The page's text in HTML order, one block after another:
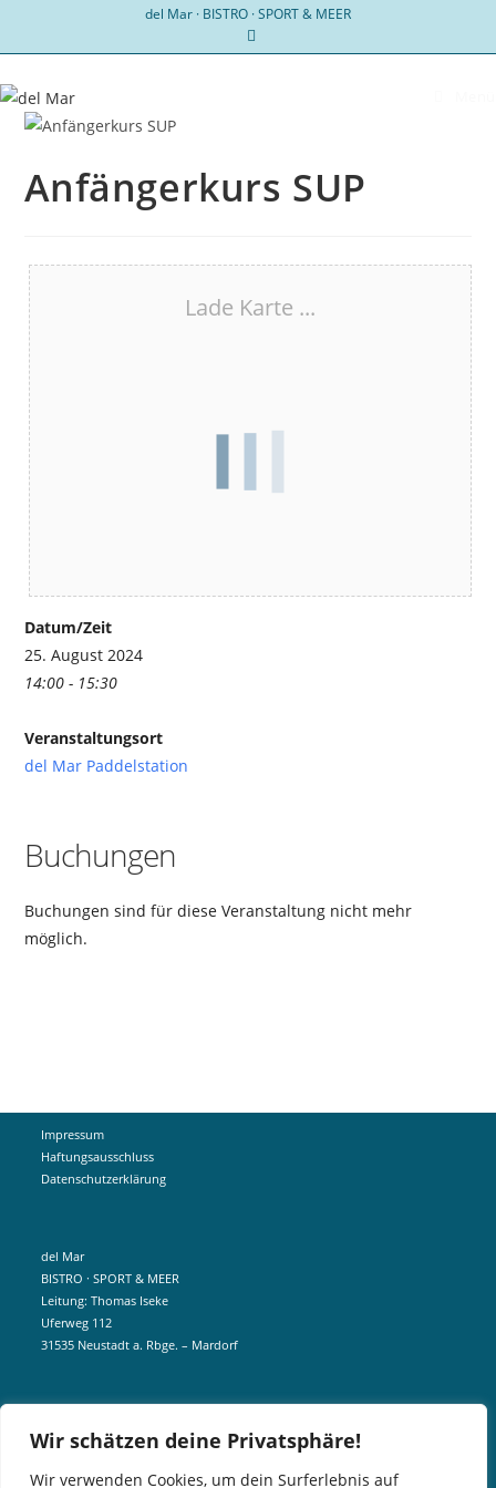
Wir schätzen deine Privatsphäre!
Wir verwenden Cookies, um dein Surferlebnis auf
del Mar · BISTRO · SPORT & MEER
Anfängerkurs SUP
Lade Karte ...
Datum/Zeit
25. August 2024
14:00 - 15:30
Veranstaltungsort
del Mar Paddelstation
Buchungen
Buchungen sind für diese Veranstaltung nicht mehr
möglich.
Impressum
Haftungsausschluss
Datenschutzerklärung
del Mar
BISTRO · SPORT & MEER
Leitung: Thomas Iseke
Uferweg 112
31535 Neustadt a. Rbge. – Mardorf
info@delmar-mardorf.de